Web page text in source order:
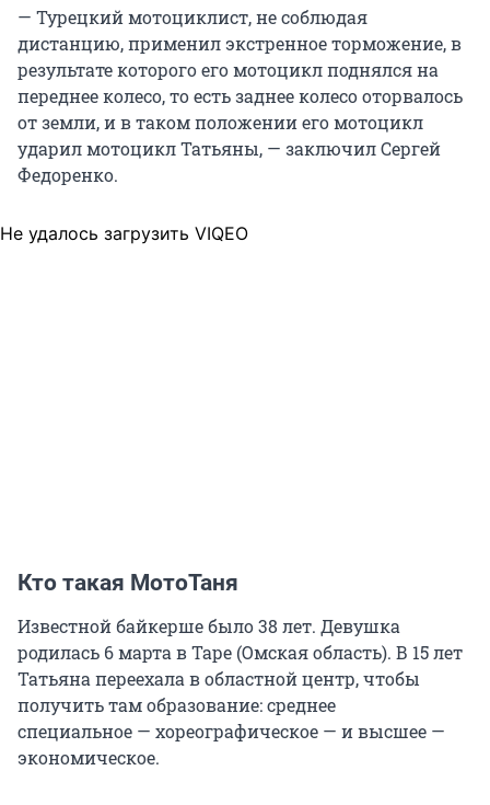
— Турецкий мотоциклист, не соблюдая
дистанцию, применил экстренное торможение, в
результате которого его мотоцикл поднялся на
переднее колесо, то есть заднее колесо оторвалось
от земли, и в таком положении его мотоцикл
ударил мотоцикл Татьяны, — заключил Сергей
Федоренко.
Не удалось загрузить VIQEO
Кто такая МотоТаня
Известной байкерше было 38 лет. Девушка
родилась 6 марта в Таре (Омская область). В 15 лет
Татьяна переехала в областной центр, чтобы
получить там образование: среднее
специальное — хореографическое — и высшее —
экономическое.